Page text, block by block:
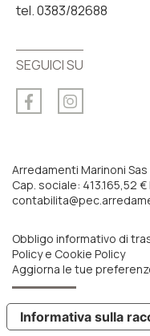
tel. 0383/82688
SEGUICI SU
Arredamenti Marinoni Sas |
Cap. sociale: 413.165,52 €
Obbligo informativo di
Policye Cookie Policy
Aggiorna le tue
Informativa sulla